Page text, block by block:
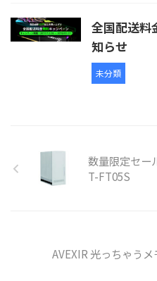
全国配送料
知らせ
未分類
数量限定セ
T-FT05S
AVEXIR 光っちゃうメ